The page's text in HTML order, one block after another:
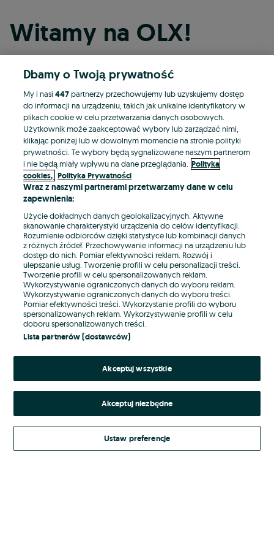
Witamy na OLX!
Kontynuuj przez Facebooka
Kontynuuj przez konto Apple
Kontynuuj przez konto Google
LUB
E-mail
Hasło
Nie pamiętasz hasła?
Zaloguj się
Kontynuując za pośrednictwem jednego z dostawców wskazanych powyżej,
Regulamin serwisuOLX.pl w jego aktualnym brzmieniu.
Dbamy o Twoją prywatność
My i nasi447partnerzy przechowujemy lub uzyskujemy dostęp
do informacji na urządzeniu, takich jak unikalne identyfikatory w
plikach cookie w celu przetwarzania danych osobowych.
Użytkownik może zaakceptować wybory lub zarządzać nimi,
klikając poniżej lub w dowolnym momencie na stronie polityki
prywatności. Te wybory będą sygnalizowane naszym partnerom
i nie będą miały wpływu na dane przeglądania. Polityka
cookies, Polityka Prywatności
Wraz z naszymi partnerami przetwarzamy dane w celu
zapewnienia:
Użycie dokładnych danych geolokalizacyjnych. Aktywne
skanowanie charakterystyki urządzenia do celów identyfikacji.
Rozumienie odbiorców dzięki statystyce lub kombinacji danych
z różnych źródeł. Przechowywanie informacji na urządzeniu lub
dostęp do nich. Pomiar efektywności reklam. Rozwój i
ulepszanie usług. Tworzenie profili w celu personalizacji treści.
Tworzenie profili w celu spersonalizowanych reklam.
Wykorzystywanie ograniczonych danych do wyboru reklam.
Wykorzystywanie ograniczonych danych do wyboru treści.
Pomiar efektywności treści. Wykorzystanie profili do wyboru
spersonalizowanych reklam. Wykorzystywanie profili w celu
doboru spersonalizowanych treści.
Lista partnerów (dostawców)
Akceptuj wszystkie
Akceptuj niezbędne
Ustaw preferencje